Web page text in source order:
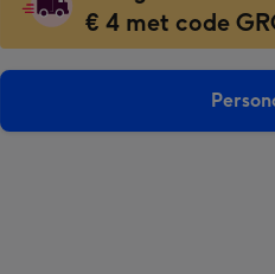
x
166
Dimensions:
€ 4 met code